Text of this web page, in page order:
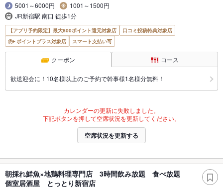
5001～6000円
1001～1500円
JR新宿駅 南口 徒歩1分
【アプリ予約限定】最大800ポイント還元対象店
口コミ投稿特典対象店
ポイントプラス対象店
スマート支払い可
クーポン コース
歓送迎会に！10名様以上のご予約で幹事様1名様分無料！
カレンダーの更新に失敗しました。
下記ボタンを押して空席状況を更新してください。
空席状況を更新する
朝採れ鮮魚×地鶏料理専門店 3時間飲み放題 食べ放題
個室居酒屋 とっとり新宿店